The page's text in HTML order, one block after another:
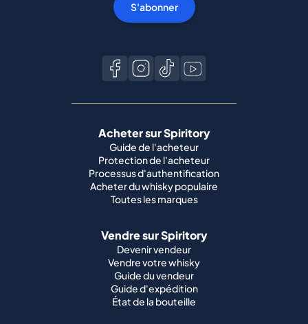
S'abonner
Acheter sur Spiritory
Guide de l'acheteur
Protection de l'acheteur
Processus d'authentification
Acheter du whisky populaire
Toutes les marques
Vendre sur Spiritory
Devenir vendeur
Vendre votre whisky
Guide du vendeur
Guide d'expédition
État de la bouteille